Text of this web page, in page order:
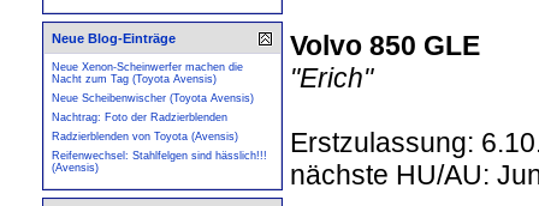
Volvo 850 GLE
"Erich"
Erstzulassung:
nächste HU/AU:
Neue Blog-Einträge
Neue Xenon-Scheinwerfer machen die
Nacht zum Tag (Toyota Avensis)
Neue Scheibenwischer (Toyota Avensis)
Nachtrag: Foto der Radzierblenden
Radzierblenden von Toyota (Avensis)
Reifenwechsel: Stahlfelgen sind hässlich!!!
(Avensis)